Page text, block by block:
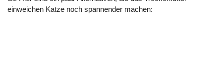
einweichen Katze noch spannender machen: